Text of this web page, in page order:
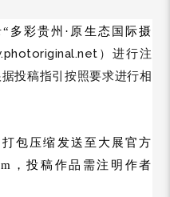
多彩贵州·原生态国际摄
）进行注
投稿指引按照要求进行相
包压缩发送至大展官方
，投稿作品需注明作者